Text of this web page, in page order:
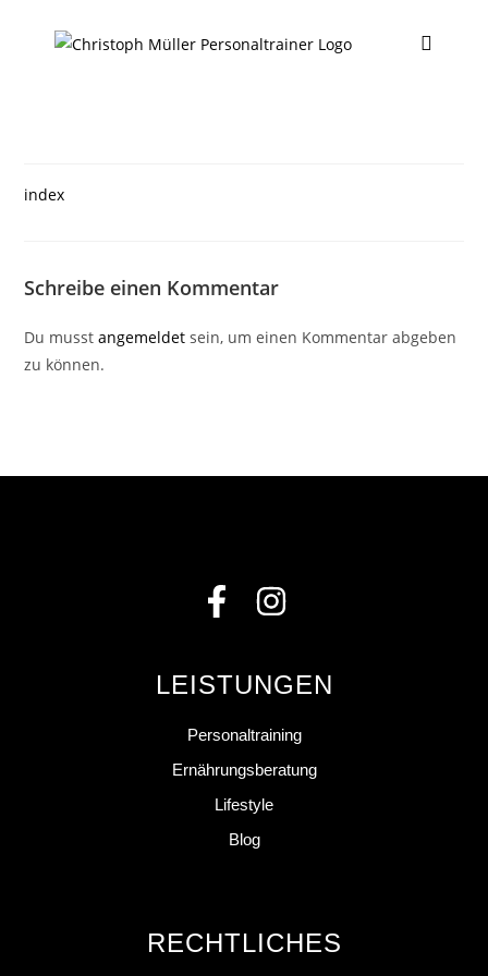
index
Schreibe einen Kommentar
Du musstangemeldet sein, um einen Kommentar abgeben
zu können.
LEISTUNGEN
Personaltraining
Ernährungsberatung
Lifestyle
Blog
RECHTLICHES